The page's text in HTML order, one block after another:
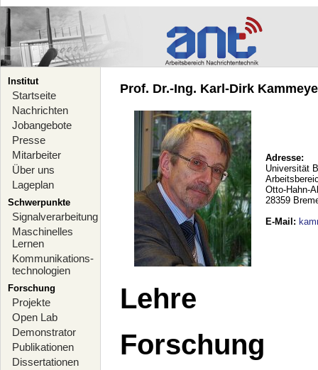
Institut
Startseite
Nachrichten
Jobangebote
Presse
Mitarbeiter
Über uns
Lageplan
Schwerpunkte
Signalverarbeitung
Maschinelles
Lernen
Kommunikations-
technologien
Forschung
Projekte
Open Lab
Demonstrator
Publikationen
Dissertationen
Prof. Dr.-Ing. Karl-Dirk
Adresse:
Universität
Otto-Hahn-
28359
E-Mail :
Lehre
Forschung